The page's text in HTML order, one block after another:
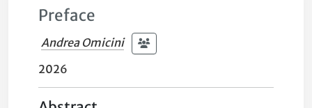
Preface
Andrea Omicini
2026